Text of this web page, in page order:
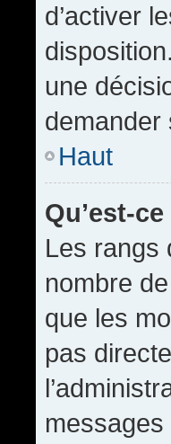
d’activer
une
demander
Haut
Qu’est-
Les rangs
nombre
que les
pas
messages